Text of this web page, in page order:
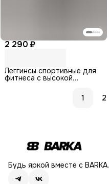
2 290 ₽
Леггинсы спортивные для
фитнеса с высокой
1
2
Будь яркой вместе с BARKA.